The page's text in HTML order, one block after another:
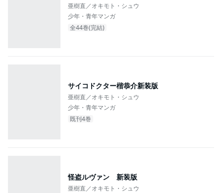
亜樹直／オキモト・シュウ
少年・青年マンガ
全44巻(完結)
サイコドクター楷恭介新装版
亜樹直／オキモト・シュウ
少年・青年マンガ
既刊4巻
怪盗ルヴァン 新装版
亜樹直／オキモト・シュウ